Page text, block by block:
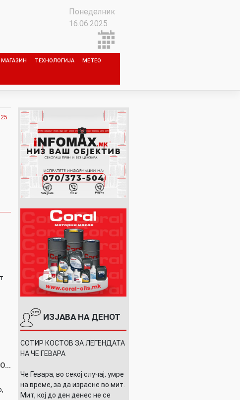
Понеделник
16.06.2025
МАГАЗИН ТЕХНОЛОГИЈА МЕТЕО
ИЗЈАВА НА ДЕНОТ
СОТИР КОСТОВ ЗА ЛЕГЕНДАТА
НА ЧЕ ГЕВАРА
Че Гевара, во секој случај, умре
на време, за да израсне во мит.
Мит, кој до ден денес не се